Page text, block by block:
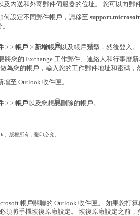
及內送和外寄郵件伺服器的位址。 您可以向郵
何設定不同郵件帳戶，請移至
> > 帳戶 > 新增帳戶以及帳戶類型，然後登入。
將您的 Exchange 工作郵件、連絡人和行事曆
做為您的帳戶，輸入您的工作郵件地址和密碼，
至 Outlook 收件匣。
> > 帳戶以及您想要刪除的帳戶。
。版權所有，翻印必究。
帳戶關聯的 Outlook 收件匣。 如果您打
須將手機恢復原廠設定。 恢復原廠設定之前